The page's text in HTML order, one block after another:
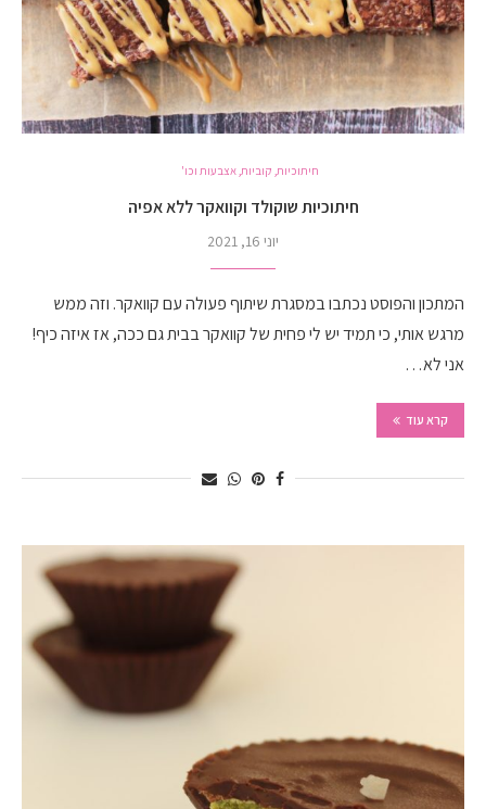
חיתוכיות, קוביות, אצבעות וכו'
חיתוכיות שוקולד וקוואקר ללא אפיה
יוני 16, 2021
המתכון והפוסט נכתבו במסגרת שיתוף פעולה עם קוואקר. וזה ממש
מרגש אותי, כי תמיד יש לי פחית של קוואקר בבית גם ככה, אז איזה כיף!
אני לא…
קרא עוד